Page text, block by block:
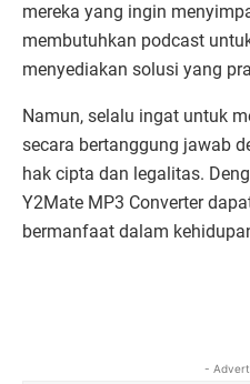
mereka yang ingin
membutuhkan podcast
menyediakan solusi yang
Namun, selalu ingat untuk
secara bertanggung jawab
hak cipta dan legalitas.
Y2Mate MP3 Converter
bermanfaat dalam
-